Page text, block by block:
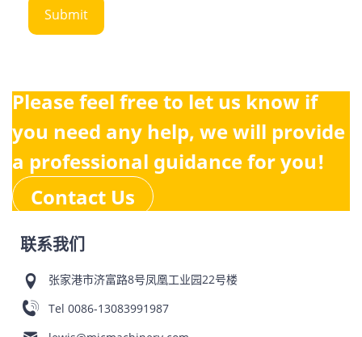
Please feel free to let us know if
you need any help, we will provide
a professional guidance for you!
Contact Us
联系我们
张家港市济富路8号凤凰工业园22号楼
Tel 0086-13083991987